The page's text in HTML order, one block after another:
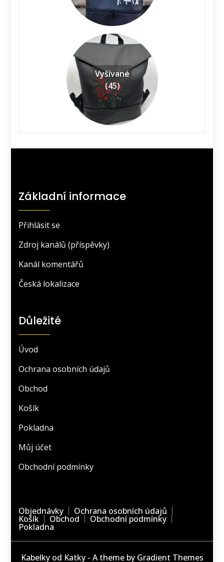
Vyšívané
(45)
Základní informace
Přihlásit se
Zdroj kanálů (příspěvky)
Kanál komentářů
Česká lokalizace
Důležité
Úvod
Ochrana osobních údajů
Obchod
Košík
Pokladna
Můj účet
Obchodní podmínky
Objednávky Ochrana osobních údajů
Košík Obchod Obchodní podmínky
Pokladna
Kabelky od Katky - A theme by Gradient Themes